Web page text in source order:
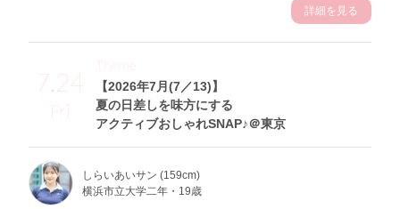
詳細を見る
7.24
Fri
【2026年7月(7／13)】
夏の日差しを味方にする
アクティブおしゃれSNAP♪＠東京
Theme
しらいあいサン (159cm)
横浜市立大学二年・19歳